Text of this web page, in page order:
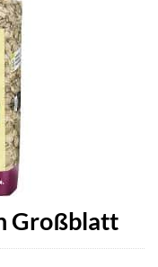
Großblatt